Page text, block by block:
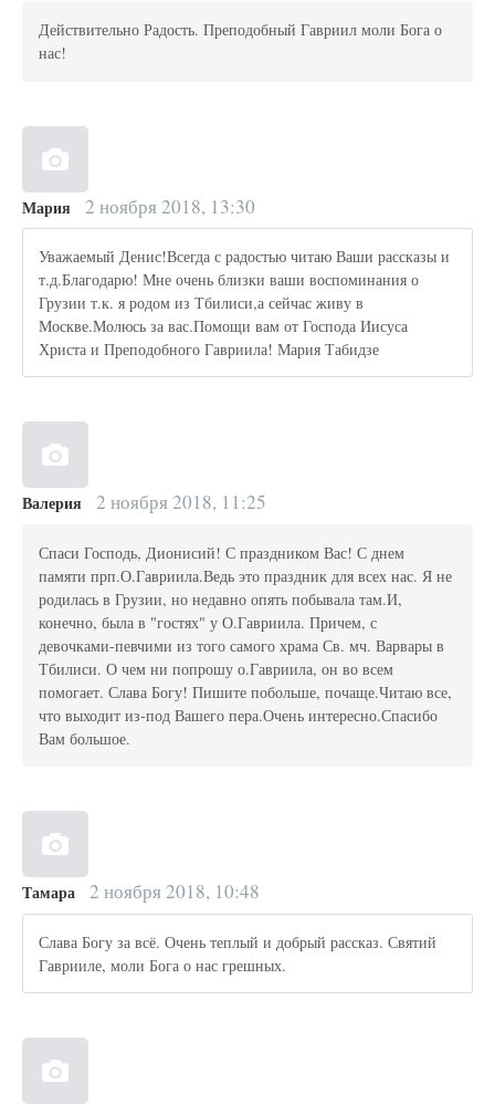
Действительно Радость. Преподобный Гавриил моли Бога о
нас!
Мария 2 ноября 2018, 13:30
Уважаемый Денис!Всегда с радостью читаю Ваши рассказы и
т.д.Благодарю! Мне очень близки ваши воспоминания о
Грузии т.к. я родом из Тбилиси,а сейчас живу в
Москве.Молюсь за вас.Помощи вам от Господа Иисуса
Христа и Преподобного Гавриила! Мария Табидзе
Валерия 2 ноября 2018, 11:25
Спаси Господь, Дионисий! С праздником Вас! С днем
памяти прп.О.Гавриила.Ведь это праздник для всех нас. Я не
родилась в Грузии, но недавно опять побывала там.И,
конечно, была в "гостях" у О.Гавриила. Причем, с
девочками-певчими из того самого храма Св. мч. Варвары в
Тбилиси. О чем ни попрошу о.Гавриила, он во всем
помогает. Слава Богу! Пишите побольше, почаще.Читаю все,
что выходит из-под Вашего пера.Очень интересно.Спасибо
Вам большое.
Тамара 2 ноября 2018, 10:48
Слава Богу за всё. Очень теплый и добрый рассказ. Святий
Гаврииле, моли Бога о нас грешных.